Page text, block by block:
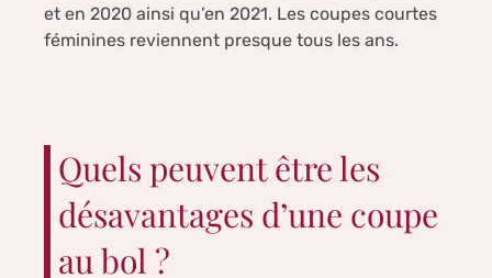
et en 2020 ainsi qu’en 2021. Les coupes courtes
féminines reviennent presque tous les ans.
Quels peuvent être les
désavantages d’une coupe
au bol ?